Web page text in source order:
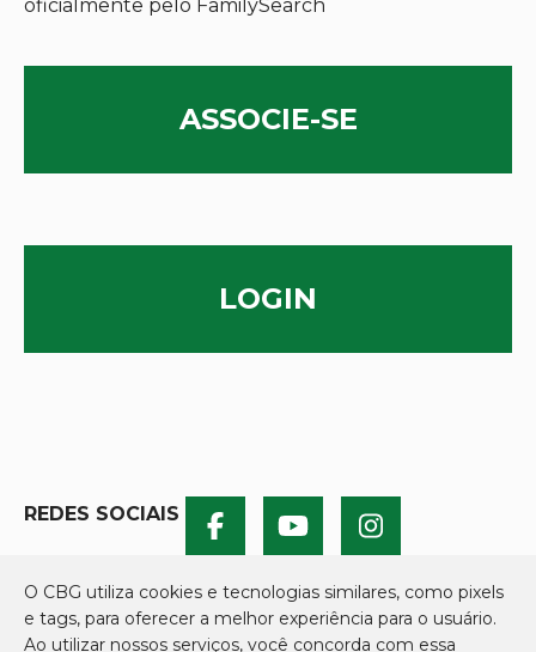
oficialmente pelo FamilySearch
ASSOCIE-SE
LOGIN
REDES SOCIAIS
O CBG utiliza cookies e tecnologias similares, como pixels
e tags, para oferecer a melhor experiência para o usuário.
Ao utilizar nossos serviços, você concorda com essa